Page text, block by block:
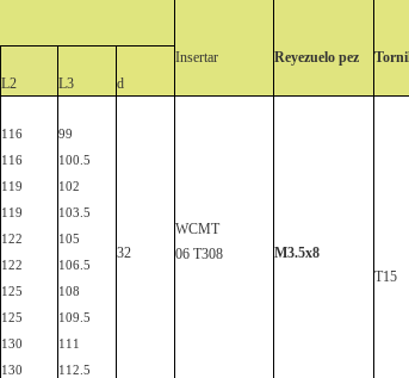
Insertar
Reyezuelo pez
L2 L3 d
116
116
119
119
122
122
125
125
130
130
99
100.5
102
103.5
105
106.5
108
109.5
111
112.5
32
WCMT
06 T308
M3.5x8
T15